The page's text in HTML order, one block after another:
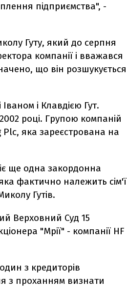
підприємства", -
Гуту, який до серпня
компанії і вважався
що він розшукується
і Клавдією Гут.
році. Групою компаній
яка зареєстрована на
ще одна закордонна
фактично належить сім'ї
Гутів.
Верховний Суд 15
"Мрії" - компанії HF
з кредиторів
з проханням визнати